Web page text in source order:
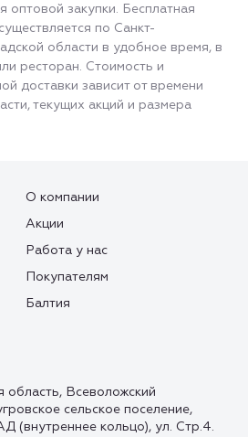
оптовой закупки. Бесплатная
по Санкт-
области в удобное время, в
ресторан. Стоимость и
доставки зависит от времени
текущих акций и размера
область, Всеволожский
сельское поселение,
(внутреннее кольцо), ул. Стр.4.
О компании
Акции
Работа у нас
Покупателям
Балтия